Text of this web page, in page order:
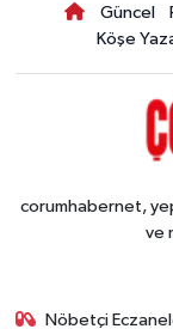
Güncel
Köşe
corumhabernet,
ve
Nöbetçi